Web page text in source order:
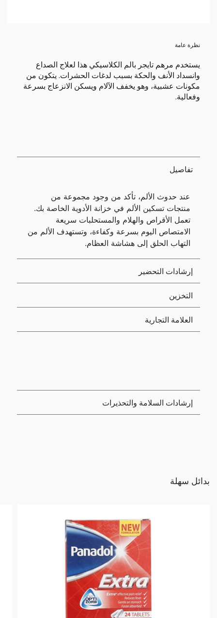
نظرة عامة
يستخدم مرهم تايجر بالم الكلاسيكي هذا لعلاج الصداع
وانسداد الأنف والحكة بسبب لدغات الحشرات. يتكون من
مكونات عشبية، وهو يخفف الآلام ويسكن الانزعاج بسرعة
وفعالية.
تفاصيل
عند حدوث الألم، تأكد من وجود مجموعة من
منتجات تسكين الألم في خزانة الأدوية الخاصة بك.
تعمل الأقراص والهلام والمستحلبات سريعة
الامتصاص اليوم بسرعة وكفاءة، وتستهدف الألم من
التهاب الحلق إلى هشاشة العظام.
إرشادات التحضير
التخزين
العلامة التجارية
إرشادات السلامة والتحذيرات
بدائل سهلة